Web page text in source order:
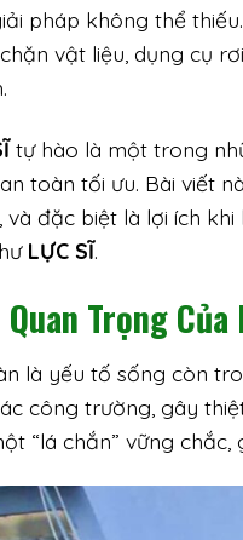
pháp không thể
vật liệu, dụng cụ
tự hào là một trong
toàn tối ưu. Bài viết
và đặc biệt là lợi ích
LỰC SĨ.
Quan Trọng
là yếu tố sống còn
công trường, gây
“lá chắn” vững